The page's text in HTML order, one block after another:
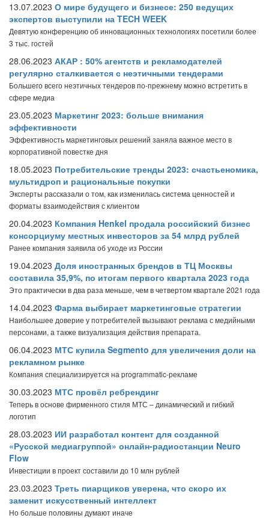
13.07.2023 О мире будущего и бизнесе: 250 ведущих
экспертов выступили на TECH WEEK
Девятую конференцию об инновационных технологиях посетили более
3 тыс. гостей
28.06.2023 АКАР : 50% агентств и рекламодателей
регулярно сталкивается с неэтичными тендерами
Большего всего неэтичных тендеров по-прежнему можно встретить в
сфере медиа
23.05.2023 Маркетинг 2023: больше внимания
эффективности
Эффективность маркетинговых решений заняла важное место в
корпоративной повестке дня
18.05.2023 Потребительские тренды 2023: счастьеномика,
мультидроп и рациональные покупки
Эксперты рассказали о том, как изменилась система ценностей и
форматы взаимодействия с клиентом
20.04.2023 Компания Henkel продала российский бизнес
консорциуму местных инвесторов за 54 млрд рублей
Ранее компания заявила об уходе из России
19.04.2023 Доля иностранных брендов в ТЦ Москвы
составила 35,9%, по итогам первого квартала 2023 года
Это практически в два раза меньше, чем в четвертом квартале 2021 года
14.04.2023 Фарма выбирает маркетинговые стратегии
Наибольшее доверие у потребителей вызывают реклама с медийными
персонами, а также визуализация действия препарата.
06.04.2023 МТС купила Segmento для увеличения доли на
рекламном рынке
Компания специализируется на programmatic-рекламе
30.03.2023 МТС провёл ребрендинг
Теперь в основе фирменного стиля МТС – динамический и гибкий
логотип
28.03.2023 ИИ разработал контент для созданной
«Русской медиагруппой» онлайн-радиостанции Neuro
Flow
Инвестиции в проект составили до 10 млн рублей
23.03.2023 Треть пиарщиков уверена, что скоро их
заменит искусственный интеллект
Но больше половины думают иначе